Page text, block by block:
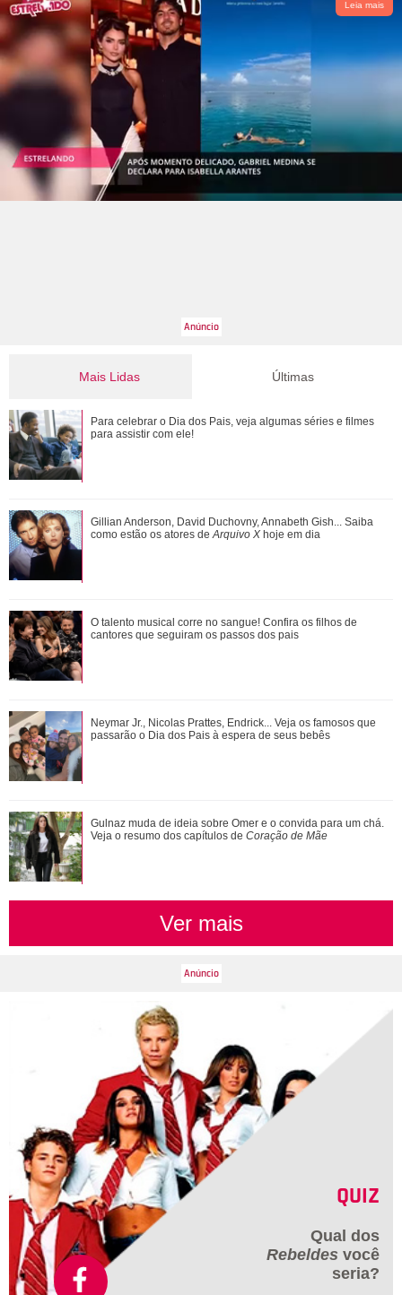
Leia mais
Mais Lidas
Adriana manda Iuri procurar o anel de Arthur. Veja o resumo
dos capítulos de Quem Ama Cuida
Gulnaz muda de ideia sobre Omer e o convida para um chá.
Veja o resumo dos capítulos de Cor...
Neymar Jr., Nicolas Prattes, Endrick... Veja os famosos que
passarão o Dia dos Pais à esper...
Bruna Marquezine, Camila Cabello, Hailey Bieber...
Relembre os amores - e affairs - de Shawn ...
Alexandre Nero, Edson Celulari, Daniel... Veja os famosos
que foram papais mais velhos
Últimas
Para celebrar o Dia dos Pais, veja algumas séries e filmes
para assistir com ele!
Gillian Anderson, David Duchovny, Annabeth Gish... Saiba
como estão os atores deArquivo X hoje em dia
O talento musical corre no sangue! Confira os filhos de
cantores que seguiram os passos dos pais
Neymar Jr., Nicolas Prattes, Endrick... Veja os famosos que
passarão o Dia dos Pais à espera de seus bebês
Gulnaz muda de ideia sobre Omer e o convida para um chá.
Veja o resumo dos capítulos de Coração de Mãe
Ver mais
QUIZ
Qual dos
Rebeldes você
seria?